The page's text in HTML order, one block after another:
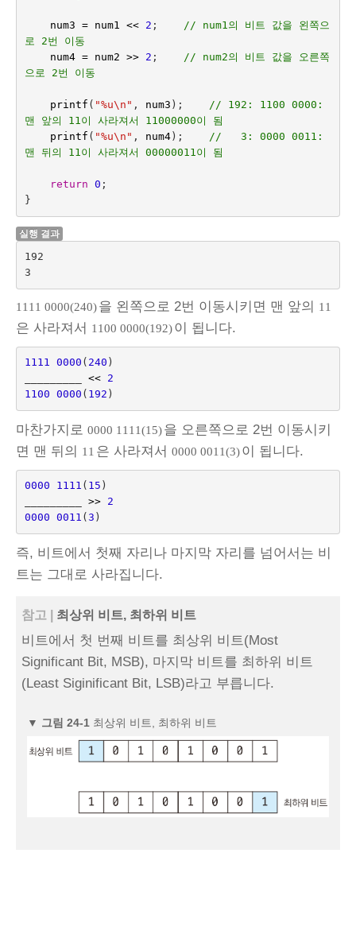
num3 = num1 << 2 ; // num1의 비트 값을 왼쪽으
로 2번 이동
num4 = num2 >> 2 ; // num2의 비트 값을 오른쪽
으로 2번 이동
printf ( "%u\n " , num3 ); // 192: 1100 0000:
맨 앞의 11이 사라져서 11000000이 됨
printf ( "%u\n " , num4);
//   3: 0000 0011:
맨 뒤의 11이 사라져서 00000011이 됨
return 0 ;
}
실행 결과
192
1111 0000(240)을 왼쪽으로 2번 이동시키면 맨 앞의 11
은 사라져서 1100 0000(192)이 됩니다.
1111 0000 ( 240 )
<<
2
1100 0000 ( 192 )
마찬가지로 0000 1111(15)을 오른쪽으로 2번 이동시키
면 맨 뒤의 11 은 사라져서 0000 0011(3)이 됩니다.
0000 1111 ( 15 )
>>
2
0000 0011 ( 3 )
즉, 비트에서 첫째 자리나 마지막 자리를 넘어서는 비
트는 그대로 사라집니다.
참고 | 최상위 비트, 최하위 비트
비트에서 첫 번째 비트를 최상위 비트(Most
Significant Bit, MSB), 마지막 비트를 최하위 비트
(Least Siginificant Bit, LSB)라고 부릅니다.
▼ 그림 24‑1 최상위 비트, 최하위 비트